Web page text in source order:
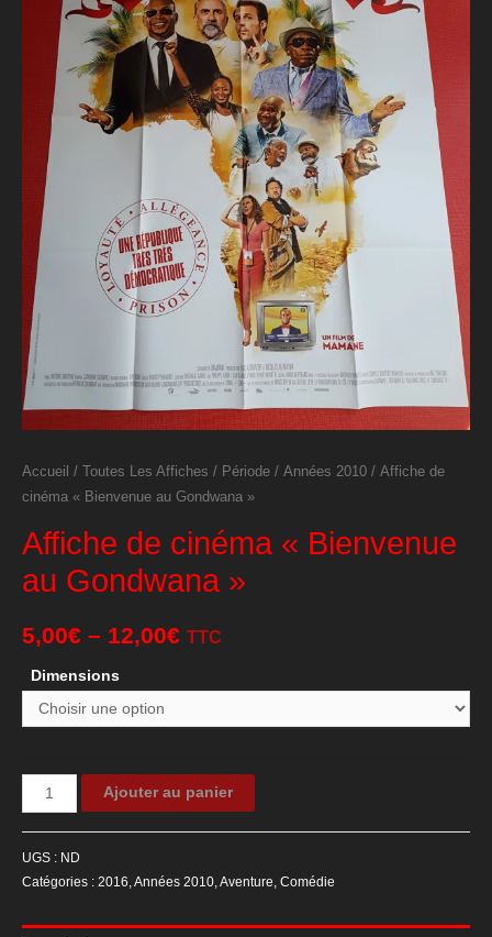
Accueil / Toutes Les Affiches / Période / Années 2010 / Affiche de
cinéma « Bienvenue au Gondwana »
Affiche de cinéma « Bienvenue
au Gondwana »
5,00€ – 12,00€ TTC
Dimensions
quantité
de
"Bienvenue
Ajouter au panier
UGS : ND
Catégories : 2016,Années 2010,Aventure, Comédie